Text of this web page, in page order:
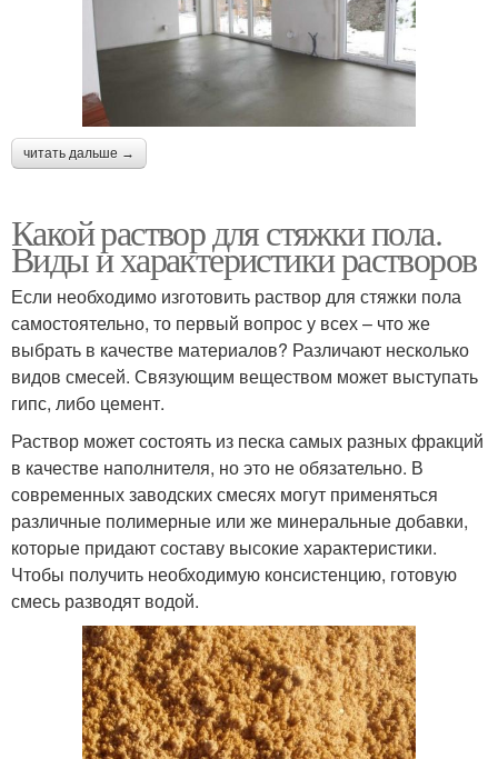
читать дальше →
Какой раствор для стяжки пола.
Виды и характеристики растворов
Если необходимо изготовить раствор для стяжки пола
самостоятельно, то первый вопрос у всех – что же
выбрать в качестве материалов? Различают несколько
видов смесей. Связующим веществом может выступать
гипс, либо цемент.
Раствор может состоять из песка самых разных фракций
в качестве наполнителя, но это не обязательно. В
современных заводских смесях могут применяться
различные полимерные или же минеральные добавки,
которые придают составу высокие характеристики.
Чтобы получить необходимую консистенцию, готовую
смесь разводят водой.